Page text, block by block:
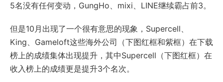
5名没有任何变动，GungHo、mixi、LINE继续霸占前3。
但是10月出现了一个很有意思的现象，Supercell、
King、Gameloft这些海外公司（下图红框和紫框）在下载
榜上的成绩集体出现提升，其中Supercell（下图红框）在
收入榜上的成绩更是提升3个名次。